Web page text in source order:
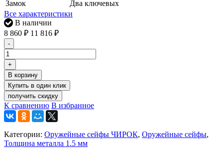
Замок
Два ключевых
Все характеристики
В наличии
8 860 ₽ 11 816 ₽
-
+
В корзину
получить скидку
К сравнению В избранное
Категории: Оружейные сейфы ЧИРОК, Оружейные сейфы,
Толщина металла 1.5 мм